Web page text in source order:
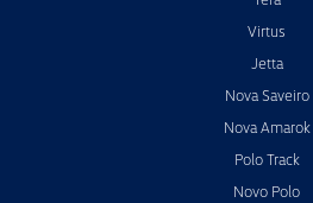
Virtus
Jetta
Nova Saveiro
Nova Amarok
Polo Track
Novo Polo